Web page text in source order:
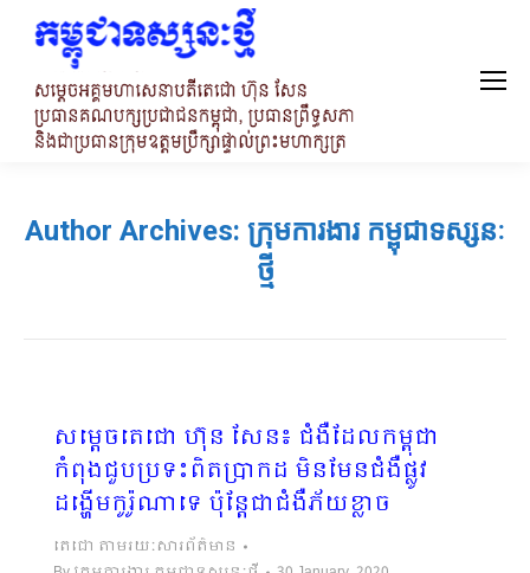
Author Archives: ក្រុមការងារ កម្ពុជាទស្សនៈ
ថ្មី
សម្តេចតេជោ ហ៊ុន សែន៖ ជំងឺដែលកម្ពុជា
កំពុងជួបប្រទះពិតប្រាកដ មិនមែនជំងឺផ្លូវ
ដង្ហើមកូរ៉ូណាទេ ប៉ុន្តែជាជំងឺភ័យខ្លាច
តេជោ តាមរយៈសារព័ត៌មាន